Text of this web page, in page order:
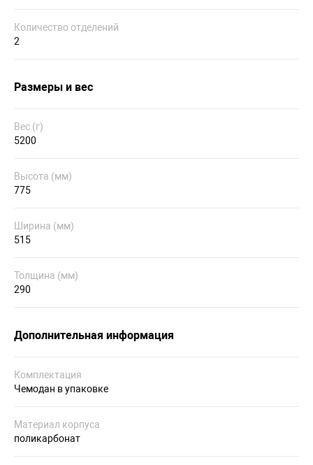
Количество отделений
2
Размеры и вес
Вес (г)
5200
Высота (мм)
775
Ширина (мм)
515
Толщина (мм)
290
Дополнительная информация
Комплектация
Чемодан в упаковке
Материал корпуса
поликарбонат